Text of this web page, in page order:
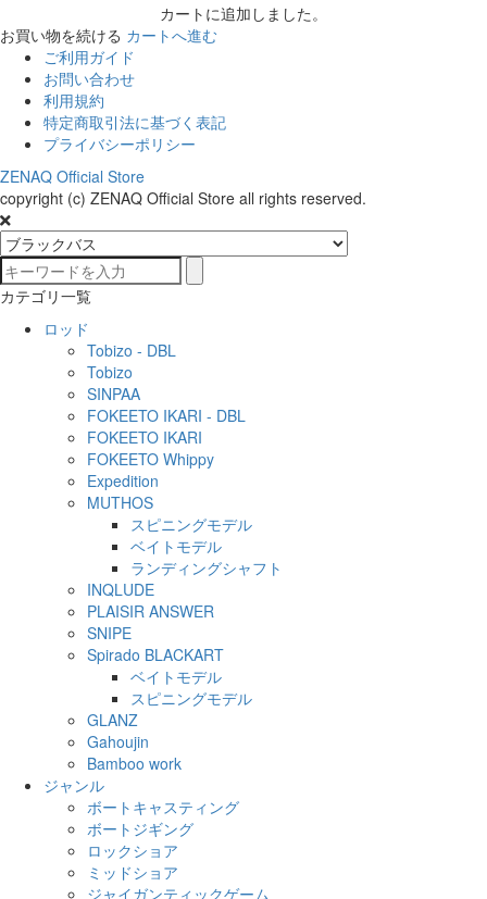
カートに追加しました。
お買い物を続ける カートへ進む
ご利用ガイド
お問い合わせ
利用規約
特定商取引法に基づく表記
プライバシーポリシー
ZENAQ Official Store
copyright (c) ZENAQ Official Store all rights reserved.
カテゴリ一覧
ロッド
Tobizo - DBL
Tobizo
SINPAA
FOKEETO IKARI - DBL
FOKEETO IKARI
FOKEETO Whippy
Expedition
MUTHOS
スピニングモデル
ベイトモデル
ランディングシャフト
INQLUDE
PLAISIR ANSWER
SNIPE
Spirado BLACKART
ベイトモデル
スピニングモデル
GLANZ
Gahoujin
Bamboo work
ジャンル
ボートキャスティング
ボートジギング
ロックショア
ミッドショア
ジャイガンティックゲーム